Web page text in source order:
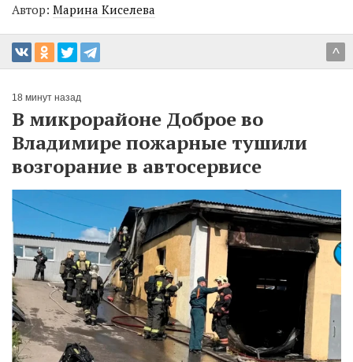
Автор: Марина Киселева
^
18 минут назад
В микрорайоне Доброе во
Владимире пожарные тушили
возгорание в автосервисе